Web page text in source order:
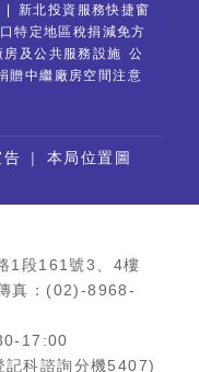
新北投資服務快捷窗
特定地區稅捐減免方
房及公共服務設施 公
贈中繼廠房空間注意
告
本局位置圖
1段161號3、4樓
真：(02)-8968-
17:00
科諮詢分機5407)